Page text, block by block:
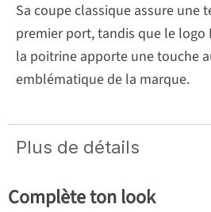
Sa coupe classique assure une
premier port, tandis que le logo
la poitrine apporte une touche
emblématique de la marque.
Plus de détails
Complète ton look